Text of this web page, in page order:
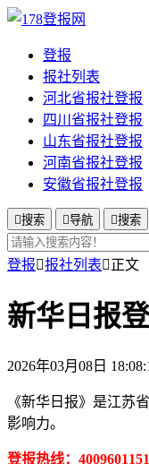
登报
报社列表
河北省报社登报
四川省报社登报
山东省报社登报
河南省报社登报
安徽省报社登报
搜索 导航 搜索
登报报社列表正文
新华日报
2026年03月08日
《新华日报》是江苏
影响力。
登报热线：4009601151